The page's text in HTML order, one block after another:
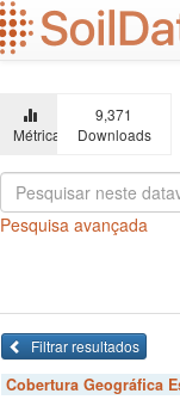
Ir
para
o
principal
Métricas
9,371
Downloads
Pesquisa avançada
Filtrar resultados
Cobertura Geográfica